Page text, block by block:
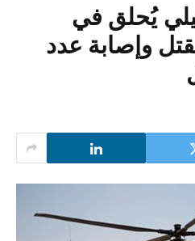
يُحلق في
وإصابة عدد